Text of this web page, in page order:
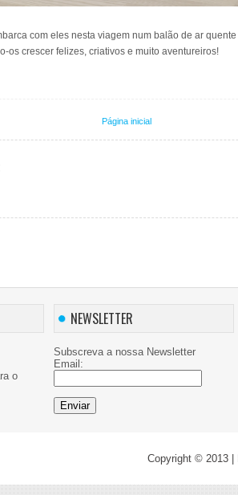
com eles nesta viagem num balão de ar
os crescer felizes, criativos e muito aventureiros!
Página inicial
o
NEWSLETTER
Subscreva a nossa Newsletter
Email:
Copyright © 2013